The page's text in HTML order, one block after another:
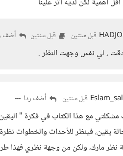
قبل سنتين قبل سنتين أضف
، لي نفس وجهت النظر .
قبل سنتين أضف ردا
مشكلتي مع هذا الكتاب في فكرة "
يقين، فينظر للأحداث والخطوات
نظر مارك، ولكن من وجهة نظري فهذا